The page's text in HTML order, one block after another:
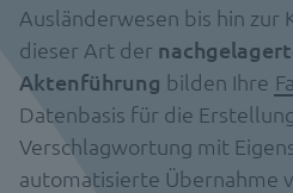
Ausländerwesen bis hin zur
dieser Art der
Aktenführung bilden Ihre
Datenbasis für die
Verschlagwortung mit
automatisierte Übernahme